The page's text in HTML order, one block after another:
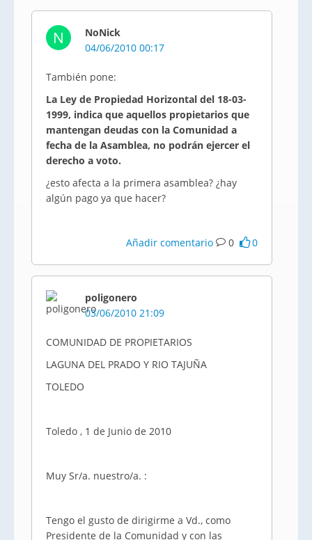
N
NoNick
04/06/2010 00:17
También pone:
La Ley de Propiedad Horizontal del 18-03-
1999, indica que aquellos propietarios que
mantengan deudas con la Comunidad a
fecha de la Asamblea, no podrán ejercer el
derecho a voto.
¿esto afecta a la primera asamblea? ¿hay
algún pago ya que hacer?
Añadir comentario 0 0
poligonero
03/06/2010 21:09
COMUNIDAD DE PROPIETARIOS
LAGUNA DEL PRADO Y RIO TAJUÑA
TOLEDO
Toledo , 1 de Junio de 2010
Muy Sr/a. nuestro/a. :
Tengo el gusto de dirigirme a Vd., como
Presidente de la Comunidad y con las